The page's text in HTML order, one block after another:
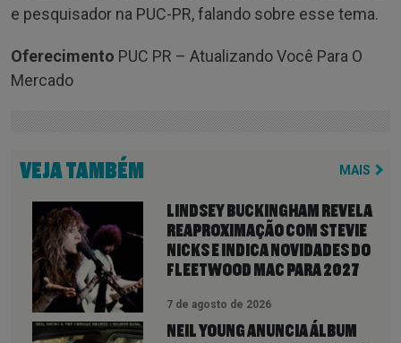
e pesquisador na PUC-PR, falando sobre esse tema.
Oferecimento PUC PR – Atualizando Você Para O
Mercado
VEJA TAMBÉM MAIS
LINDSEY BUCKINGHAM REVELA
REAPROXIMAÇÃO COM STEVIE
NICKS E INDICA NOVIDADES DO
FLEETWOOD MAC PARA 2027
7 de agosto de 2026
NEIL YOUNG ANUNCIA ÁLBUM